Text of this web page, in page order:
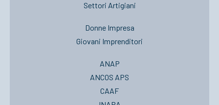
Settori Artigiani
Donne Impresa
Giovani Imprenditori
ANAP
ANCOS APS
CAAF